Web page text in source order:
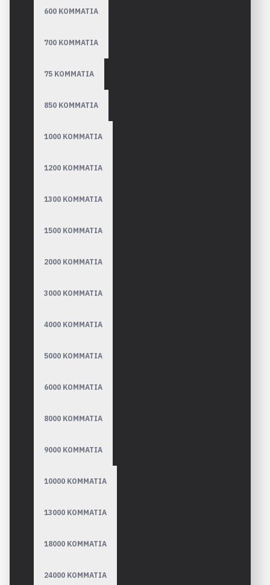
600 ΚΟΜΜΑΤΙΑ
700 ΚΟΜΜΑΤΙΑ
75 ΚΟΜΜΑΤΙΑ
850 ΚΟΜΜΑΤΙΑ
1000 ΚΟΜΜΑΤΙΑ
1200 ΚΟΜΜΑΤΙΑ
1300 ΚΟΜΜΑΤΙΑ
1500 ΚΟΜΜΑΤΙΑ
2000 ΚΟΜΜΑΤΙΑ
3000 ΚΟΜΜΑΤΙΑ
4000 ΚΟΜΜΑΤΙΑ
5000 ΚΟΜΜΑΤΙΑ
6000 ΚΟΜΜΑΤΙΑ
8000 ΚΟΜΜΑΤΙΑ
9000 ΚΟΜΜΑΤΙΑ
10000 ΚΟΜΜΑΤΙΑ
13000 ΚΟΜΜΑΤΙΑ
18000 ΚΟΜΜΑΤΙΑ
24000 ΚΟΜΜΑΤΙΑ